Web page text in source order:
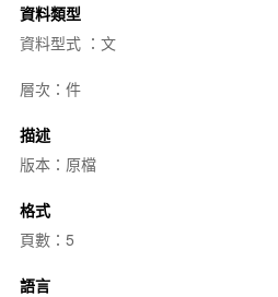
資料類型
資料型式 ：文
層次：件
描述
版本：原檔
格式
頁數：5
語言